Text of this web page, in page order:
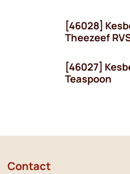
[46028]
Theezeef
[46027]
Teaspoon
Contact